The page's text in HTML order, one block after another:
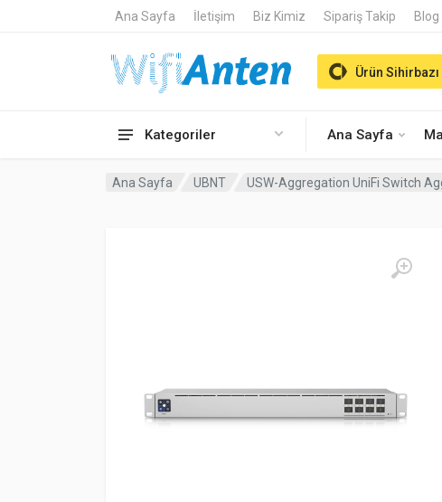
Ana Sayfa İletişim Biz Kimiz Sipariş Takip Blog
Kategoriler Ana Sayfa
Ürün Sihirbazı
Ana Sayfa UBNT USW-Aggregation UniFi Switch